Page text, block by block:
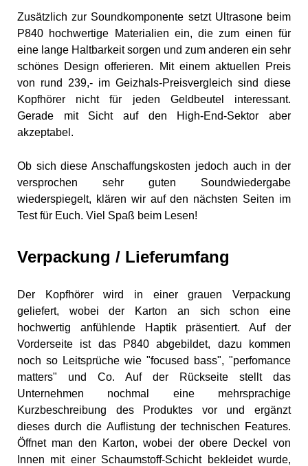
Zusätzlich zur Soundkomponente setzt Ultrasone beim
P840 hochwertige Materialien ein, die zum einen für
eine lange Haltbarkeit sorgen und zum anderen ein sehr
schönes Design offerieren. Mit einem aktuellen Preis
von rund 239,- im Geizhals-Preisvergleich sind diese
Kopfhörer nicht für jeden Geldbeutel interessant.
Gerade mit Sicht auf den High-End-Sektor aber
akzeptabel.
Ob sich diese Anschaffungskosten jedoch auch in der
versprochen sehr guten Soundwiedergabe
wiederspiegelt, klären wir auf den nächsten Seiten im
Test für Euch. Viel Spaß beim Lesen!
Verpackung / Lieferumfang
Der Kopfhörer wird in einer grauen Verpackung
geliefert, wobei der Karton an sich schon eine
hochwertig anfühlende Haptik präsentiert. Auf der
Vorderseite ist das P840 abgebildet, dazu kommen
noch so Leitsprüche wie "focused bass", "perfomance
matters" und Co. Auf der Rückseite stellt das
Unternehmen nochmal eine mehrsprachige
Kurzbeschreibung des Produktes vor und ergänzt
dieses durch die Auflistung der technischen Features.
Öffnet man den Karton, wobei der obere Deckel von
Innen mit einer Schaumstoff-Schicht bekleidet wurde,